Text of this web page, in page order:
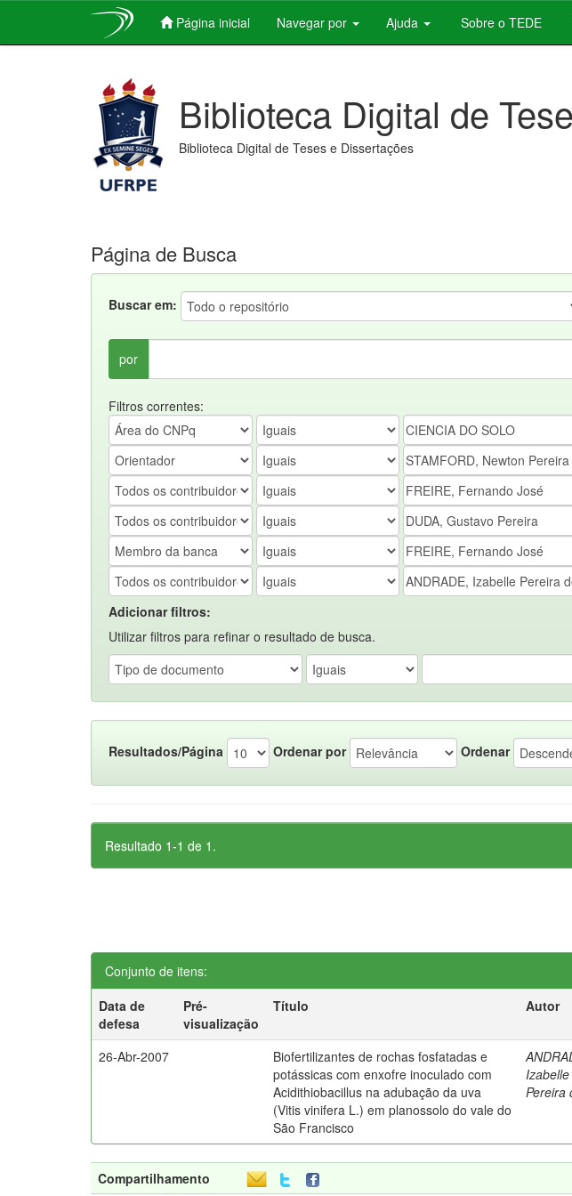
Página inicial Navegar por Ajuda Sobre o TEDE
Biblioteca Digital de
Biblioteca Digital de Teses e Dissertações
Página de Busca
Buscar em:
por
Filtros correntes:
Adicionar filtros:
Utilizar filtros para refinar o resultado de busca.
Resultados/Página Ordenar por Ordenar
Resultado 1-1 de 1.
Conjunto de itens:
Data de
defesa
Pré-
visualização
Título Autor
26-Abr-2007
Biofertilizantes de rochas fosfatadas e
potássicas com enxofre inoculado com
Acidithiobacillus na adubação da uva
(Vitis vinifera L.) em planossolo do vale do
São Francisco
Izabelle
Pereira
Compartilhamento